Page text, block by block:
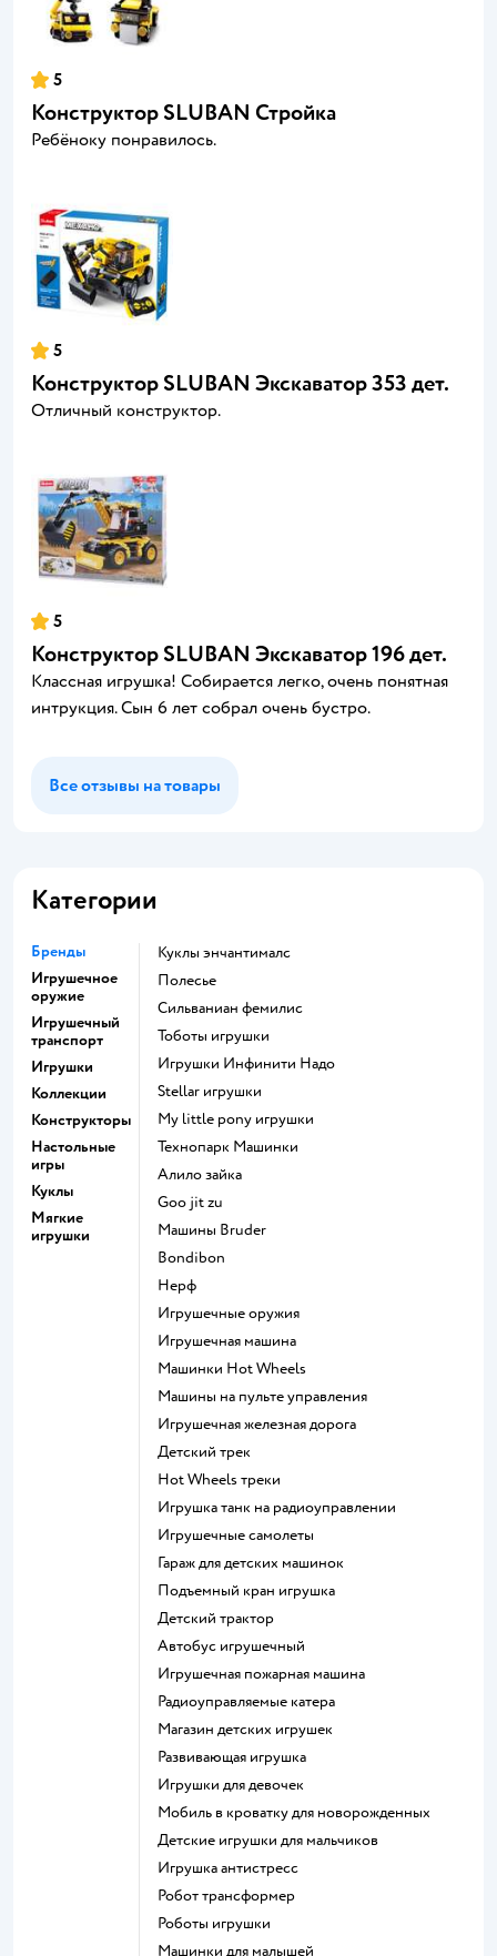
5
Конструктор SLUBAN Стройка
Ребёноку понравилось.
5
Конструктор SLUBAN Экскаватор 353 дет.
Отличный конструктор.
5
Конструктор SLUBAN Экскаватор 196 дет.
Классная игрушка! Собирается легко, очень понятная
интрукция. Сын 6 лет собрал очень бустро.
Все отзывы на товары
Категории
Бренды
Игрушечное
оружие
Игрушечный
транспорт
Игрушки
Коллекции
Конструкторы
Настольные
игры
Куклы
Мягкие
игрушки
Куклы энчантималс
Полесье
Сильваниан фемилис
Тоботы игрушки
Игрушки Инфинити Надо
Stellar игрушки
my little pony игрушки
Технопарк Машинки
Алило зайка
Goo jit zu
Машины Bruder
Bondibon
Нерф
Игрушечные оружия
Игрушечная машина
Машинки Hot Wheels
Машины на пульте управления
Игрушечная железная дорога
Детский трек
Hot Wheels треки
Игрушка танк на радиоуправлении
Игрушечные самолеты
Гараж для детских машинок
Подъемный кран игрушка
Детский трактор
Автобус игрушечный
Игрушечная пожарная машина
Радиоуправляемые катера
Магазин детских игрушек
Развивающая игрушка
Игрушки для девочек
Мобиль в кроватку для новорожденных
Детские игрушки для мальчиков
Игрушка антистресс
Робот трансформер
Роботы игрушки
Машинки для малышей